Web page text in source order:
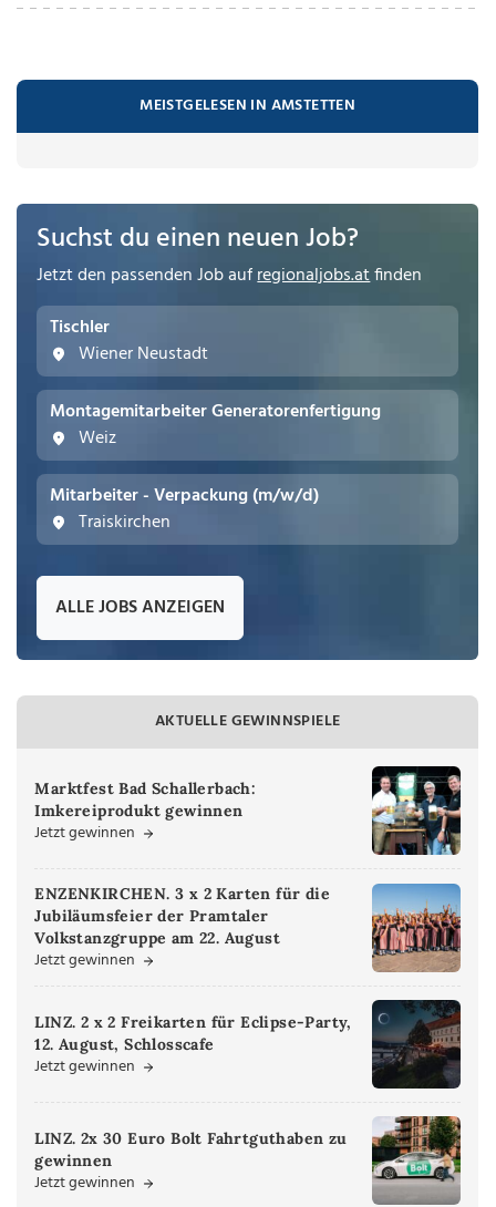
MEISTGELESEN IN AMSTETTEN
Suchst du einen neuen Job?
Jetzt den passenden Job aufregionaljobs.atfinden
Tischler
Wiener Neustadt
Montagemitarbeiter Generatorenfertigung
Weiz
Mitarbeiter - Verpackung (m/w/d)
Traiskirchen
ALLE JOBS ANZEIGEN
AKTUELLE GEWINNSPIELE
Marktfest Bad Schallerbach:
Imkereiprodukt gewinnen
Jetzt gewinnen
ENZENKIRCHEN. 3 x 2 Karten für die
Jubiläumsfeier der Pramtaler
Volkstanzgruppe am 22. August
Jetzt gewinnen
LINZ. 2 x 2 Freikarten für Eclipse-Party,
12. August, Schlosscafe
Jetzt gewinnen
LINZ. 2x 30 Euro Bolt Fahrtguthaben zu
gewinnen
Jetzt gewinnen